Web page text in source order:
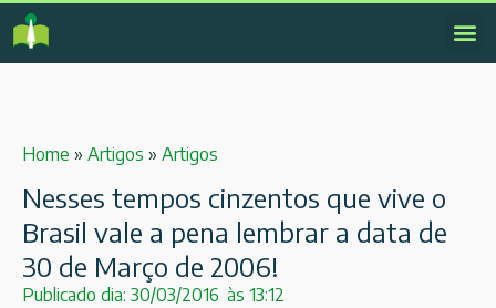
Home » Artigos » Artigos
Nesses tempos cinzentos que vive o
Brasil vale a pena lembrar a data de
30 de Março de 2006!
Publicado dia: 30/03/2016 às 13:12